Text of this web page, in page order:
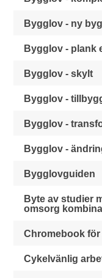
Bygglov - ny
Bygglov - plank
Bygglov - skylt
Bygglov -
Bygglov -
Bygglov -
Bygglovguiden
Byte av studier
omsorg
Chromebook
Cykelvänlig